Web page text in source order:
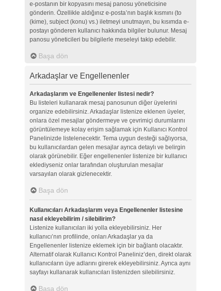
e-postanın bir kopyasını mesaj panosu yöneticisine
gönderin. Özellikle aldığınız e-posta’nın başlık kısmını (to
(kime), subject (konu) vs.) iletmeyi unutmayın, bu kısımda e-
postayı gönderen kullanıcı hakkında bilgiler bulunur. Mesaj
panosu yöneticileri bu bilgilerle meseleyi takip edebilir.
Başa dön
Arkadaşlar ve Engellenenler
Arkadaşlarım ve Engellenenler listesi nedir?
Bu listeleri kullanarak mesaj panosunun diğer üyelerini
organize edebilirsiniz. Arkadaşlar listenize eklenen üyeler,
onlara özel mesajlar göndermeye ve çevrimiçi durumlarını
görüntülemeye kolay erişim sağlamak için Kullanıcı Kontrol
Panelinizde listelenecektir. Tema uygun desteği sağlıyorsa,
bu kullanıcılardan gelen mesajlar ayrıca detaylı ve belirgin
olarak görünebilir. Eğer engellenenler listenize bir kullanıcı
eklediyseniz onlar tarafından oluşturulan mesajlar
varsayılan olarak gizlenecektir.
Başa dön
Kullanıcıları Arkadaşlarım veya Engellenenler listesine
nasıl ekleyebilirim / silebilirim?
Listenize kullanıcıları iki yolla ekleyebilirsiniz. Her
kullanıcı’nın profilinde, onları Arkadaşlar ya da
Engellenenler listenize eklemek için bir bağlantı olacaktır.
Alternatif olarak Kullanıcı Kontrol Paneliniz’den, direkt olarak
kullanıcıların üye adlarını girerek ekleyebilirsiniz. Ayrıca aynı
sayfayı kullanarak kullanıcıları listenizden silebilirsiniz.
Başa dön